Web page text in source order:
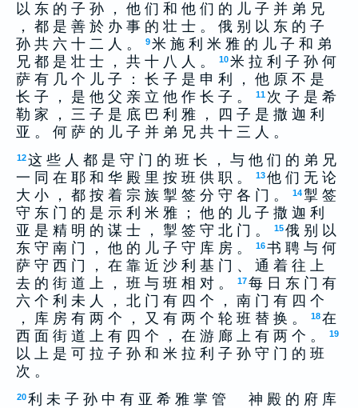
以 东 的 子 孙 ， 他 们 和 他 们 的 儿 子 并 弟 兄
， 都 是 善 於 办 事 的 壮 士 。 俄 别 以 东 的 子
孙 共 六 十 二 人 。
9米 施 利 米 雅 的 儿 子 和 弟
兄 都 是 壮 士 ， 共 十 八 人 。
10米 拉 利 子 孙 何
萨 有 几 个 儿 子 ： 长 子 是 申 利 ， 他 原 不 是
长 子 ， 是 他 父 亲 立 他 作 长 子 。
11 次 子 是 希
勒 家 ， 三 子 是 底 巴 利 雅 ， 四 子 是 撒 迦 利
亚 。 何 萨 的 儿 子 并 弟 兄 共 十 三 人 。
12这 些 人 都 是 守 门 的 班 长 ， 与 他 们 的 弟 兄
一 同 在 耶 和 华 殿 里 按 班 供 职 。
13他 们 无 论
大 小 ， 都 按 着 宗 族 掣 签 分 守 各 门 。
14 掣 签
守 东 门 的 是 示 利 米 雅 ； 他 的 儿 子 撒 迦 利
亚 是 精 明 的 谋 士 ， 掣 签 守 北 门 。
15俄 别 以
东 守 南 门 ， 他 的 儿 子 守 库 房 。
16书 聘 与 何
萨 守 西 门 ， 在 靠 近 沙 利 基 门 、 通 着 往 上
去 的 街 道 上 ， 班 与 班 相 对 。
17每 日 东 门 有
六 个 利 未 人 ， 北 门 有 四 个 ， 南 门 有 四 个
， 库 房 有 两 个 ， 又 有 两 个 轮 班 替 换 。
18在
西 面 街 道 上 有 四 个 ， 在 游 廊 上 有 两 个 。
19
以 上 是 可 拉 子 孙 和 米 拉 利 子 孙 守 门 的 班
次 。
20利 未 子 孙 中 有 亚 希 雅 掌 管 神 殿 的 府 库